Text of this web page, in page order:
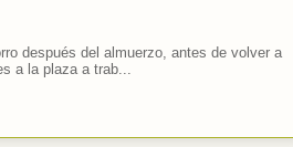
después del almuerzo, antes de volver a
a la plaza a trab...